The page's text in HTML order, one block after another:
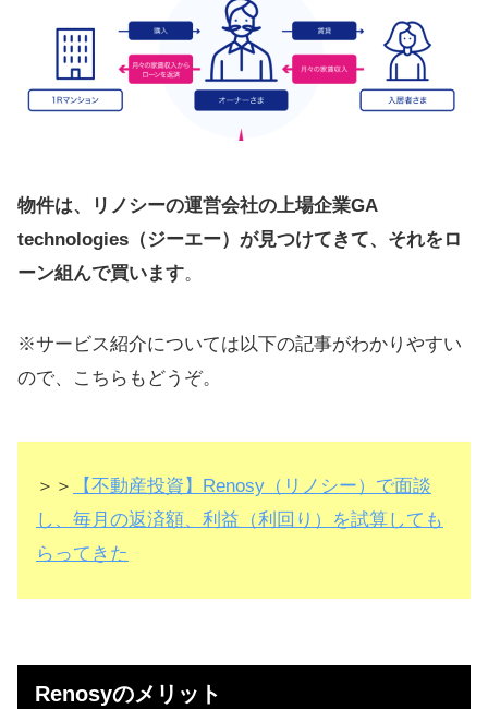
物件は、リノシーの運営会社の上場企業GA
technologies（ジーエー）が見つけてきて、それをロ
ーン組んで買います。
※サービス紹介については以下の記事がわかりやすい
ので、こちらもどうぞ。
＞＞
【不動産投資】Renosy（リノシー）で面談
し、毎月の返済額、利益（利回り）を試算しても
らってきた
Renosyのメリット